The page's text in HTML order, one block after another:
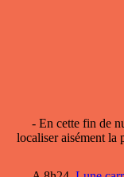
- En cette fin de
localiser aisément la